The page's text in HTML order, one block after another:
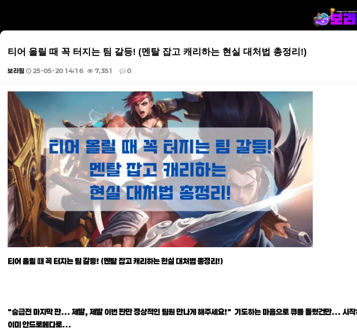
티어 올릴 때 꼭 터지는 팀 갈등! (멘탈 잡고 캐리하는 현실 대처법 총정리!)
보라팀 25-05-20 14:16 7,351 0
본문
티어 올릴 때 꼭 터지는 팀 갈등! (멘탈 잡고 캐리하는 현실 대처법 총정리!)
"승급전 마지막 판... 제발, 제발 이번 판만 정상적인 팀원 만나게 해주세요!" 기도하는 마음으로 큐를 돌렸건만...
이미 안드로메다로...